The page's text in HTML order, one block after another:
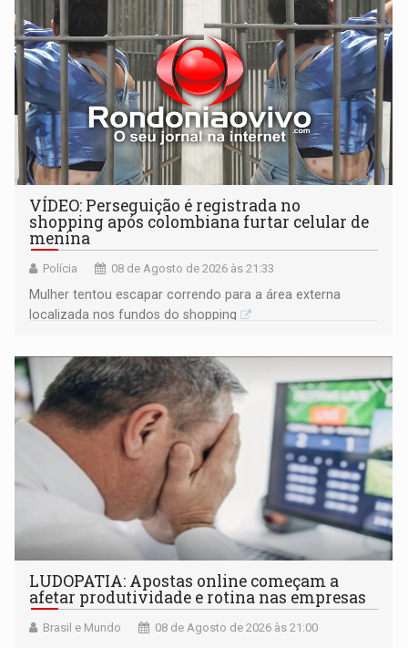
VÍDEO: Perseguição é registrada no
shopping após colombiana furtar celular de
menina
Polícia 08 de Agosto de 2026 às 21:33
Mulher tentou escapar correndo para a área externa
localizada nos fundos do shopping
LUDOPATIA: Apostas online começam a
afetar produtividade e rotina nas empresas
Brasil e Mundo 08 de Agosto de 2026 às 21:00